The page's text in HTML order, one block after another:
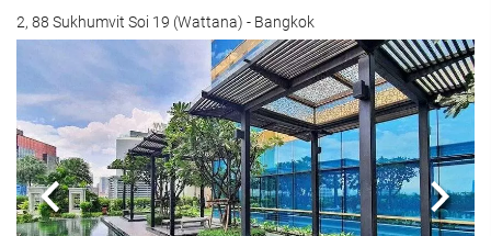
2, 88 Sukhumvit Soi 19 (Wattana) - Bangkok
Anterior